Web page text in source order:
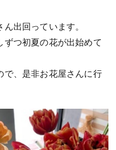
出回っています。
つ初夏の花が出始めて
で、是非お花屋さんに行